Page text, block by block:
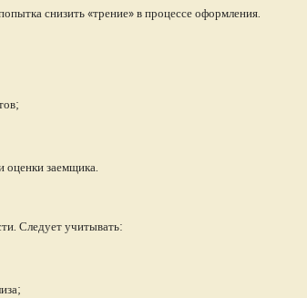
снизить «трение» в процессе оформления.
оценки заемщика.
Следует учитывать: